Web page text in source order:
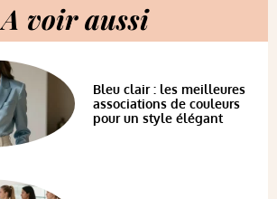
A voir aussi
Bleu clair : les meilleures
associations de couleurs
pour un style élégant